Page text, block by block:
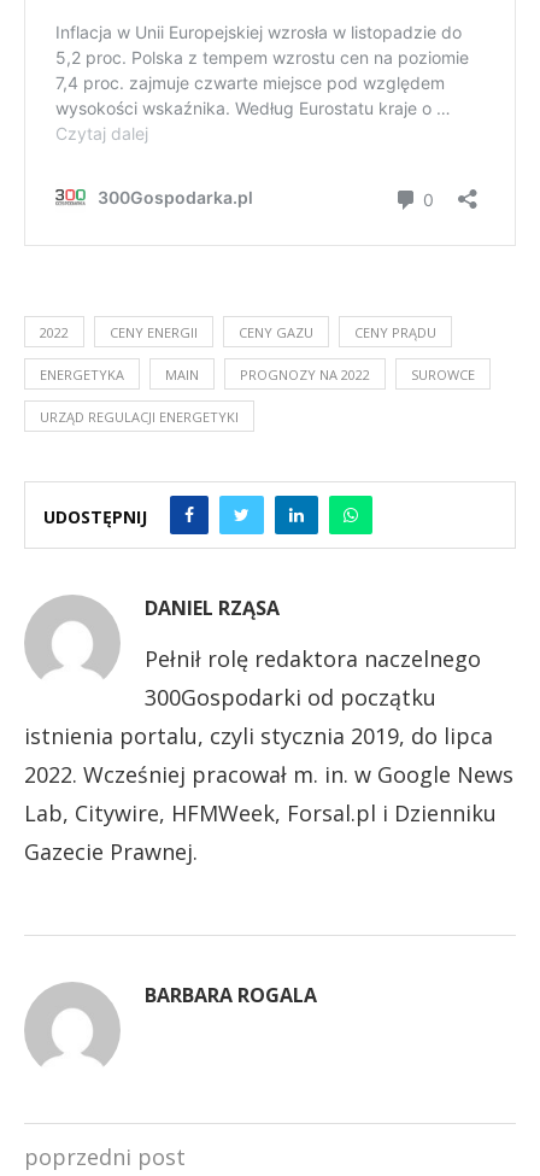
2022 CENY ENERGII CENY GAZU CENY PRĄDU
ENERGETYKA MAIN PROGNOZY NA 2022 SUROWCE
URZĄD REGULACJI ENERGETYKI
UDOSTĘPNIJ
DANIEL RZĄSA
Pełnił rolę redaktora naczelnego
300Gospodarki od początku
istnienia portalu, czyli stycznia 2019, do lipca
2022. Wcześniej pracował m. in. w Google News
Lab, Citywire, HFMWeek, Forsal.pl i Dzienniku
Gazecie Prawnej.
BARBARA ROGALA
poprzedni post